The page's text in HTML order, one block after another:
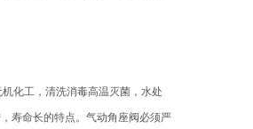
化工，清洗消毒高温灭菌，水处
寿命长的特点。气动角座阀必须严